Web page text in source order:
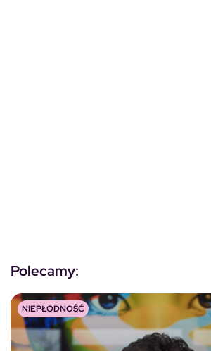
Polecamy:
NIEPŁODNOŚĆ